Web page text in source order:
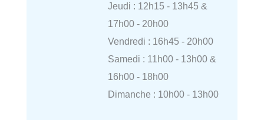
Jeudi : 12h15 - 13h45 &
17h00 - 20h00
Vendredi : 16h45 - 20h00
Samedi : 11h00 - 13h00 &
16h00 - 18h00
Dimanche : 10h00 - 13h00